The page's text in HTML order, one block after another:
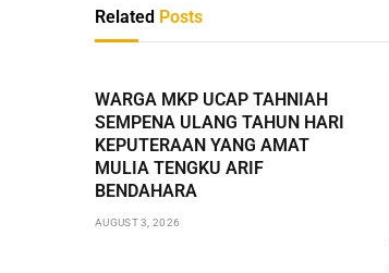
Related Posts
WARGA MKP UCAP TAHNIAH
SEMPENA ULANG TAHUN HARI
KEPUTERAAN YANG AMAT
MULIA TENGKU ARIF
BENDAHARA
AUGUST 3, 2026